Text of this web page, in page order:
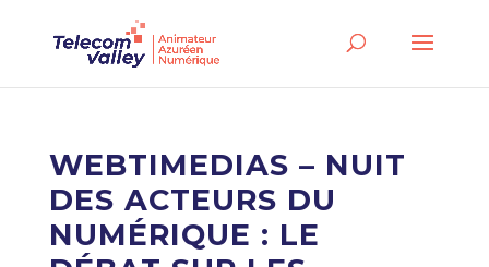
WEBTIMEDIAS – NUIT
DES ACTEURS DU
NUMÉRIQUE : LE